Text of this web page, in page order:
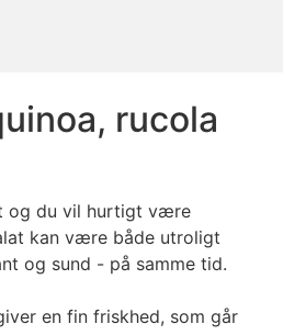
rucola
og du vil hurtigt være
kan være både utroligt
og sund - på samme tid.
en fin friskhed, som går